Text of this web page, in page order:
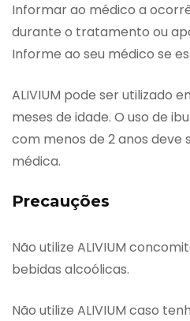
Informar ao médico a
durante o tratamento ou
Informe ao seu médico se
ALIVIUM pode ser utilizado
meses de idade. O uso de
com menos de 2 anos
médica.
Precauções
Não utilize ALIVIUM
bebidas alcoólicas.
Não utilize ALIVIUM caso